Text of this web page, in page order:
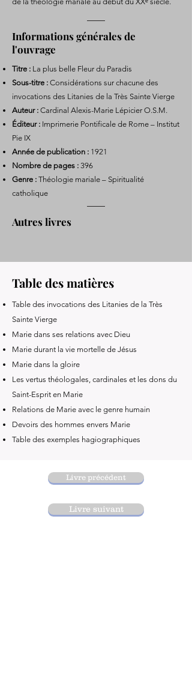
Informations générales de
l'ouvrage
Titre : La plus belle Fleur du Paradis
Sous-titre : Considérations sur chacune des
invocations des Litanies de la Très Sainte Vierge
Auteur : Cardinal Alexis-Marie Lépicier O.S.M.
Éditeur : Imprimerie Pontificale de Rome – Institut
Pie IX
Année de publication : 1921
Nombre de pages : 396
Genre : Théologie mariale – Spiritualité
catholique
Autres livres
Table des matières
Table des invocations des Litanies de la Très
Sainte Vierge
Marie dans ses relations avec Dieu
Marie durant la vie mortelle de Jésus
Marie dans la gloire
Les vertus théologales, cardinales et les dons du
Saint-Esprit en Marie
Relations de Marie avec le genre humain
Devoirs des hommes envers Marie
Table des exemples hagiographiques
Livre précédent
Livre suivant